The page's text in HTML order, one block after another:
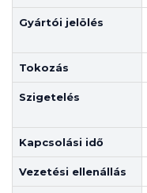
Gyártói jelölés
Tokozás
Szigetelés
Kapcsolási idő
Vezetési ellenállás